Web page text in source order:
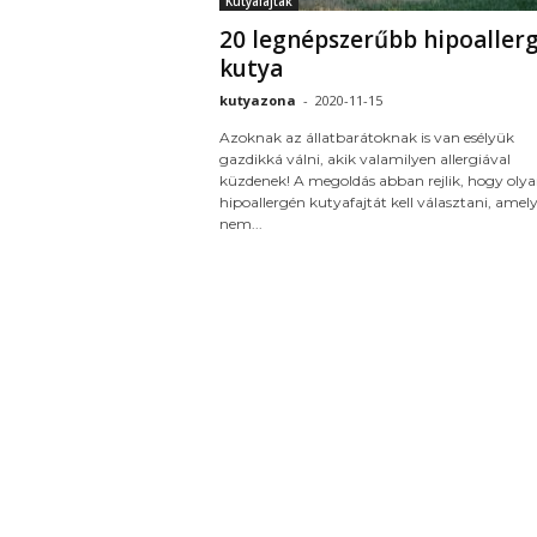
20 legnépszerűbb
kutya
kutyazona - 2020-11-15
Azoknak az állatbarátoknak is van esélyük
gazdikká válni, akik valamilyen allergiával
küzdenek! A megoldás abban rejlik, hogy
hipoallergén kutyafajtát kell választani,
nem...